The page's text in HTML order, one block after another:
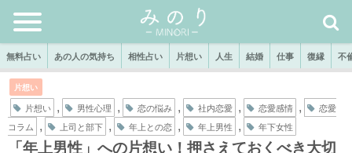
無料占い あの人の気持ち 相性占い 片想い 人生 結婚 仕事 復縁 不
片想い
片想い , 男性心理 , 恋の悩み , 社内恋愛 , 恋愛感情 ,
恋愛
コラム , 上司と部下 , 年上との恋 , 年上男性 , 年下女性
「年上男性」への片想い！押さえておくべき大切